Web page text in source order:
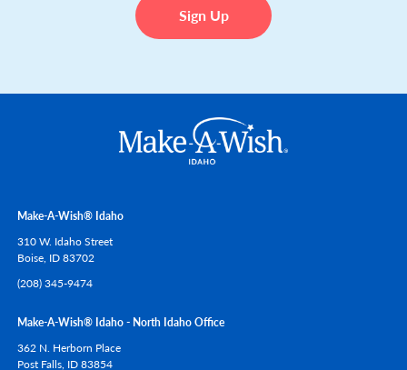
Make-A-Wish® Idaho
310 W. Idaho Street
Boise, ID83702
(208) 345-9474
Make-A-Wish® Idaho - North Idaho Office
362 N. Herborn Place
Post Falls, ID83854